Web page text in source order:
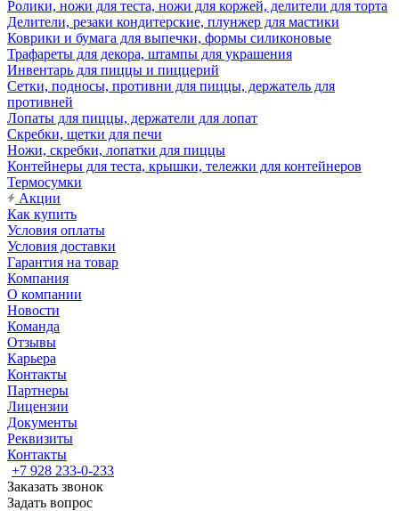
Ролики, ножи для теста, ножи для коржей, делители для торта
Делители, резаки кондитерские, плунжер для мастики
Коврики и бумага для выпечки, формы силиконовые
Трафареты для декора, штампы для украшения
Инвентарь для пиццы и пиццерий
Сетки, подносы, противни для пиццы, держатель для
противней
Лопаты для пиццы, держатели для лопат
Скребки, щетки для печи
Ножи, скребки, лопатки для пиццы
Контейнеры для теста, крышки, тележки для контейнеров
Термосумки
Акции
Как купить
Условия оплаты
Условия доставки
Гарантия на товар
Компания
О компании
Новости
Команда
Отзывы
Карьера
Контакты
Партнеры
Лицензии
Документы
Реквизиты
Контакты
+7 928 233-0-233
Заказать звонок
Задать вопрос